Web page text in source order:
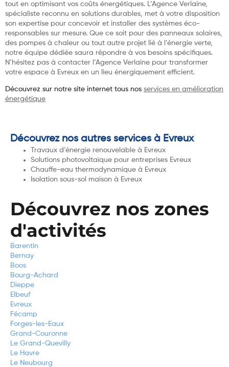
tout en optimisant vos coûts énergétiques. L’Agence Verlaine,
spécialiste reconnu en solutions durables, met à votre disposition
son expertise pour concevoir et installer des systèmes éco-
responsables sur mesure. Que ce soit pour des panneaux solaires,
des pompes à chaleur ou tout autre projet lié à l’énergie verte,
notre équipe dédiée saura répondre à vos besoins spécifiques.
N’hésitez pas à contacter l’Agence Verlaine pour transformer
votre espace à Evreux en un lieu énergiquement efficient.
Découvrez sur notre site internet tous nos services en amélioration
énergétique
Découvrez nos autres services à Evreux
Travaux d’énergie renouvelable à Evreux
Solutions photovoltaïque pour entreprises Evreux
Chauffe-eau thermodynamique à Evreux
Isolation sous-sol maison à Evreux
Découvrez nos zones
d'activités
Barentin
Bernay
Boos
Bourg-Achard
Dieppe
Elbeuf
Evreux
Fécamp
Forges-les-Eaux
Grand-Couronne
Le Grand-Quevilly
Le Havre
Le Neubourg